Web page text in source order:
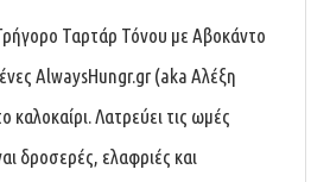
Ταρτάρ Τόνου με Αβοκάντο
AlwaysHungr.gr (aka Αλέξη
καλοκαίρι. Λατρεύει τις ωμές
δροσερές, ελαφριές και